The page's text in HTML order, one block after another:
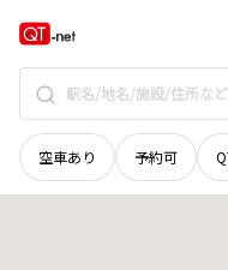
空車あり 予約可
岡山県